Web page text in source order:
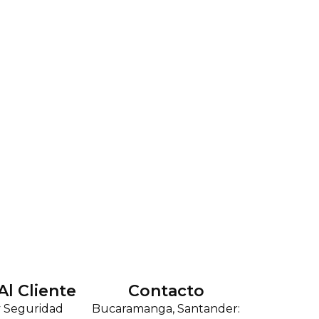
Cliente
Seguridad
Contacto
Bucaramanga, Santander: